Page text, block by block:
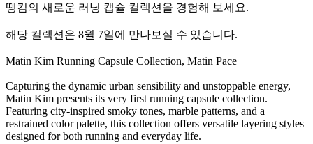
뗑킴의 새로운 러닝 캡슐 컬렉션을 경험해 보세요.
해당 컬렉션은 8월 7일에 만나보실 수 있습니다.
Matin Kim Running Capsule Collection, Matin Pace
Capturing the dynamic urban sensibility and unstoppable energy,
Matin Kim presents its very first running capsule collection.
Featuring city-inspired smoky tones, marble patterns, and a
restrained color palette, this collection offers versatile layering styles
designed for both running and everyday life.